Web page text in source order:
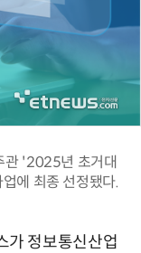
관 '2025년 초거대
에 최종 선정됐다.
가 정보통신산업